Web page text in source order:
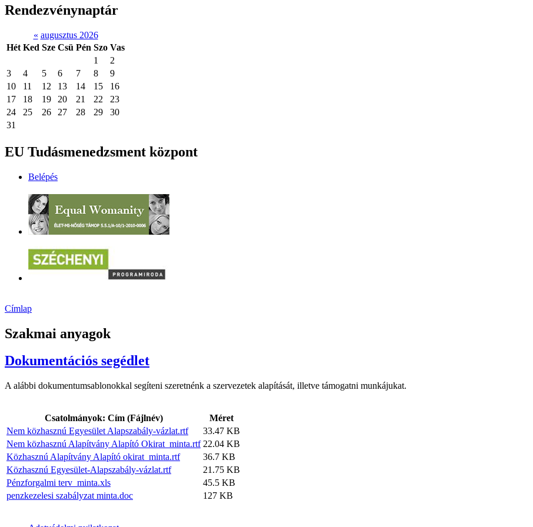
Rendezvénynaptár
« augusztus 2026
Hét Ked Sze Csü Pén Szo Vas
1
2
3
4 5 6 7 8
9
10
11 12 13 14 15
16
17
18 19 20 21 22
23
24
25 26 27 28 29
30
31
EU Tudásmenedzsment központ
Belépés
Címlap
Szakmai anyagok
Dokumentációs segédlet
A alábbi dokumentumsablonokkal segíteni szeretnénk a szervezetek alapítását, illetve támogatni munkájukat.
Csatolmányok: Cím (Fájlnév)
Méret
Nem közhasznú Egyesület Alapszabály-vázlat.rtf
33.47 KB
Nem közhasznú Alapítvány Alapító Okirat_minta.rtf 22.04 KB
Közhasznú Alapítvány Alapító okirat_minta.rtf
36.7 KB
Közhasznú Egyesület-Alapszabály-vázlat.rtf
21.75 KB
Pénzforgalmi terv_minta.xls
45.5 KB
penzkezelesi szabályzat minta.doc
127 KB